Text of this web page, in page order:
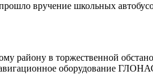
вручение школьных
району в торжественной
оборудование